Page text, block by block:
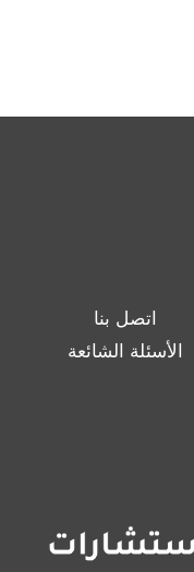
اتصل بنا
الأسئلة الشائعة